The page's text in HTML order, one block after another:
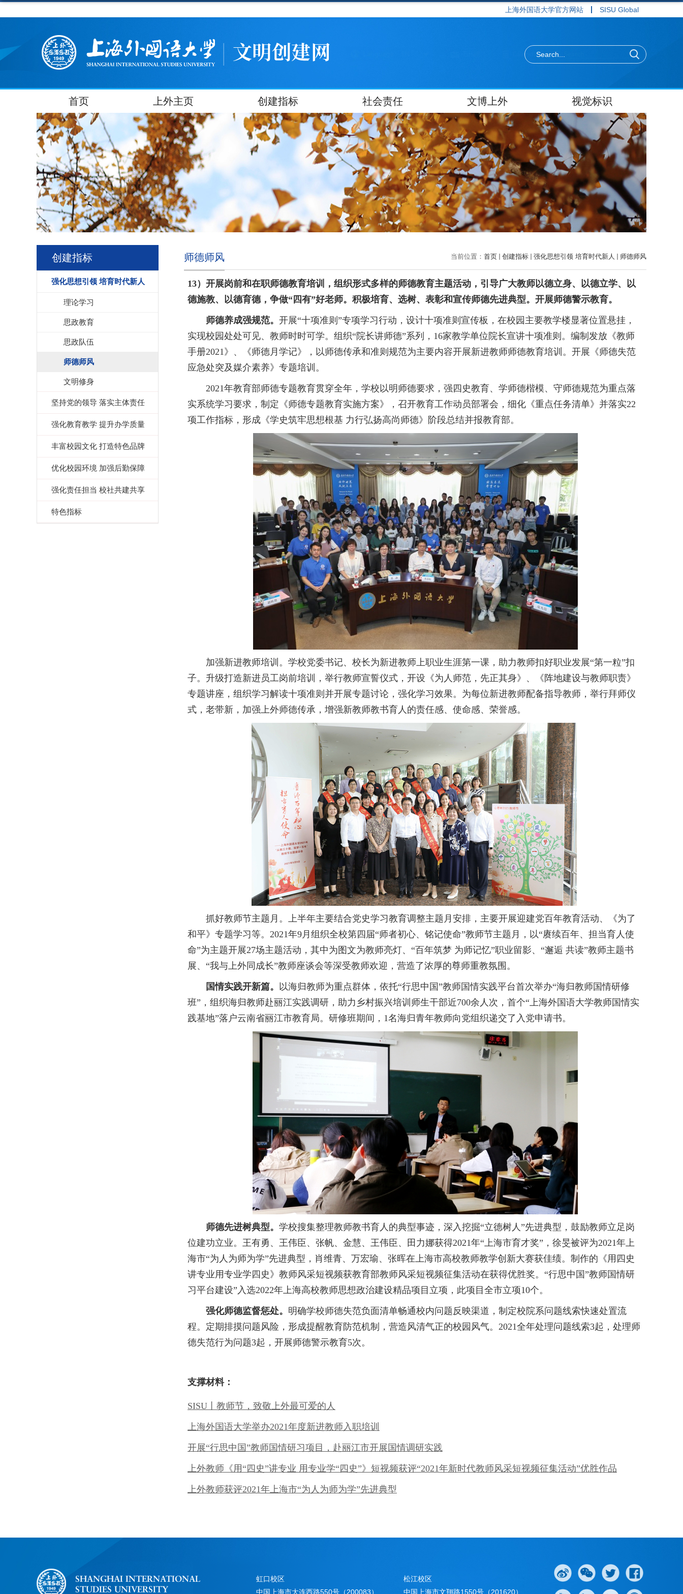
上海外国语大学官方网站 SISU Global
首页 上外主页 创建指标 社会责任 文博上外 视觉标识
创建指标
强化思想引领 培育时代新人
理论学习
思政教育
思政队伍
师德师风
文明修身
坚持党的领导 落实主体责任
强化教育教学 提升办学质量
丰富校园文化 打造特色品牌
优化校园环境 加强后勤保障
强化责任担当 校社共建共享
特色指标
当前位置： 首页 创建指标 强化思想引领 培育时代新人 师德师风
师德师风
13） 开展岗前和在职师德教育培训，组织形式多样的师德教育主题活动，引导广大教师以德立身、以德立学、以
德施教、以德育德，争做“四有”好老师。积极培育、选树、表彰和宣传师德先进典型。开展师德警示教育。
师德养成强规范。 开展“十项准则”专项学习行动，设计十项准则宣传板，在校园主要教学楼显著位置悬挂，
实现校园处处可见、教师时时可学。组织“院长讲师德”系列，16家教学单位院长宣讲十项准则。编制发放《教师
手册2021》、《师德月学记》，以师德传承和准则规范为主要内容开展新进教师师德教育培训。开展《师德失范
应急处突及媒介素养》专题培训。
2021年教育部师德专题教育贯穿全年， 学校以明师德要求，强四史教育、学师德楷模、守师德规范为重点落
实系统学习要求，制定《师德专题教育实施方案》，召开教育工作动员部署会，细化《重点任务清单》并落实22
项工作指标，形成《学史筑牢思想根基 力行弘扬高尚师德》阶段总结并报教育部。
加强新进教师培训 。学校党委书记、校长为新进教师上职业生涯第一课，助力教师扣好职业发展“第一粒”扣
子。升级打造新进员工岗前培训，举行教师宣誓仪式，开设《为人师范，先正其身》、《阵地建设与教师职责》
专题讲座，组织学习解读十项准则并开展专题讨论，强化学习效果。为每位新进教师配备指导教师，举行拜师仪
式，老带新，加强上外师德传承，增强新教师教书育人的责任感、使命感、荣誉感。
抓好教师节主题月。上半年主要结合党史学习教育调整主题月安排，主要开展迎建党百年教育活动、《为了
和平》专题学习等。 2021年9月组织全校第四届“师者初心、铭记使命”教师节主题月，以“赓续百年、担当育人使
命”为主题开展27场主题活动，其中为图文为教师亮灯、“百年筑梦 为师记忆”职业留影、“邂逅 共读”教师主题书
展、“我与上外同成长”教师座谈会等深受教师欢迎，营造了浓厚的尊师重教氛围。
国情实践开新篇。 以海归教师为重点群体，依托“行思中国”教师国情实践平台首次举办“海归教师国情研修
班”，组织海归教师赴丽江实践调研，助力乡村振兴培训师生干部近700余人次，首个“上海外国语大学教师国情实
践基地”落户云南省丽江市教育局。研修班期间 ， 1名海归青年教师向党组织递交了入党申请书。
师德先进树典型。 学校搜集整理教师教书育人的典型事迹，深入挖掘“立德树人”先进典型，鼓励教师立足岗
位建功立业。 王有勇 、 王伟臣 、 张帆、 金慧、 王伟臣、田力娜获得2021年“上海市育才奖” ， 徐旻被评为2021年上
海市“为人为师为学”先进典型 ， 肖维青、 万宏瑜、 张晖在上海市高校教师教学创新大赛获佳绩。 制作的 《用四史
讲专业用专业学四史》教师风采短视频获教育部教师风采短视频征集活动在获得优胜奖。 “行思中国”教师国情研
习平台建设”入选2022年上海高校教师思想政治建设精品项目立项，此项目全市立项10个。
强化师德监督惩处。 明确学校师德失范负面清单畅通校内问题反映渠道，制定校院系问题线索快速处置流
程。定期排摸问题风险，形成提醒教育防范机制，营造风清气正的校园风气。 2021全年处理问题线索3起，处理师
德失范行为问题3起 ， 开展师德警示教育5次。
支撑材料：
SISU丨 教师节 ，致敬上外最可爱的人
上海外国语大学举办2021年度新进教师入职培训
开展“行思中国”教师国情研习项目，赴丽江市开展国情调研实践
上外教师《用 “四史”讲专业 用专业学“四史”》短视频获评“2021年新时代教师风采短视频征集活动”优胜作品
上外教师获评2021年上海市“为人为师为学”先进典型
虹口校区
中国上海市大连西路550号（200083）
松江校区
中国上海市文翔路1550号（201620）